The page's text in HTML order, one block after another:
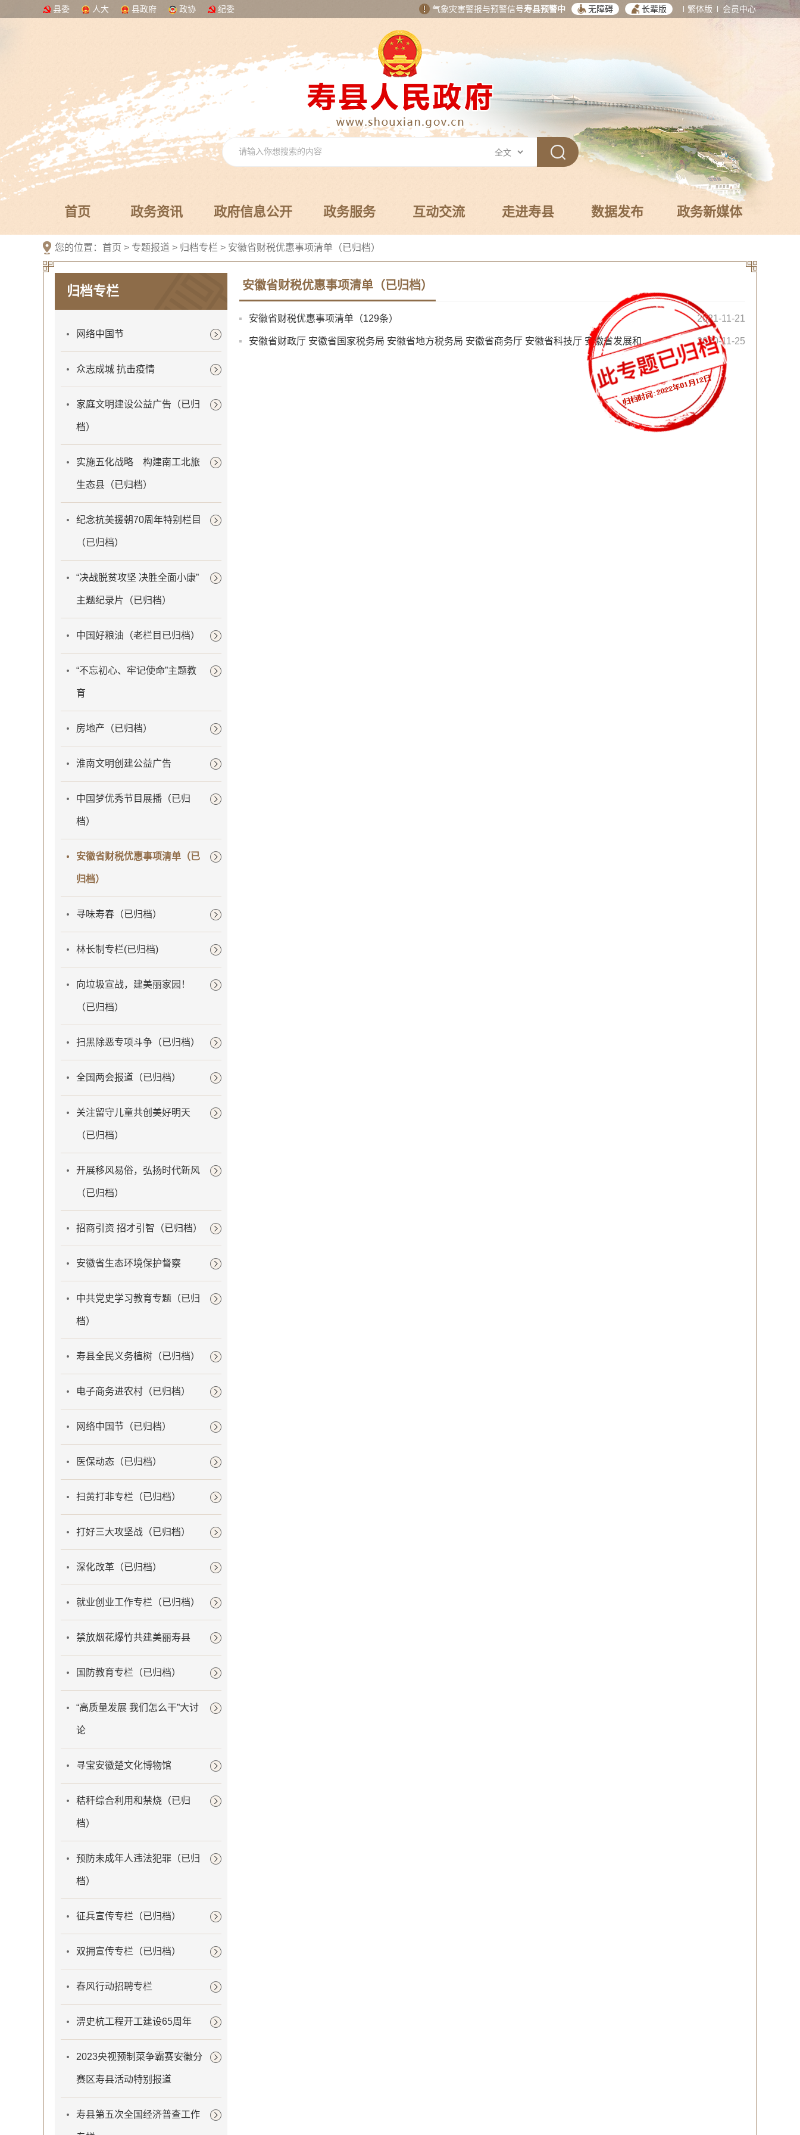
县委 人大 县政府 政协 纪委 气象灾害警报与预警信号寿县预警中 无障碍 长辈版 繁体版 会员中心
首页 政务资讯 政府信息公开 政务服务 互动交流 走进寿县 数据发布 政务新媒体
您的位置： 首页 > 专题报道 > 归档专栏 > 安徽省财税优惠事项清单（已归档）
归档专栏
网络中国节
众志成城 抗击疫情
家庭文明建设公益广告（已归
档）
实施五化战略 构建南工北旅
生态县（已归档）
纪念抗美援朝70周年特别栏目
（已归档）
“决战脱贫攻坚 决胜全面小康”
主题纪录片（已归档）
中国好粮油（老栏目已归档）
“不忘初心、牢记使命”主题教
育
房地产（已归档）
淮南文明创建公益广告
中国梦优秀节目展播（已归
档）
安徽省财税优惠事项清单（已
归档）
寻味寿春（已归档）
林长制专栏(已归档)
向垃圾宣战，建美丽家园！
（已归档）
扫黑除恶专项斗争（已归档）
全国两会报道（已归档）
关注留守儿童共创美好明天
（已归档）
开展移风易俗，弘扬时代新风
（已归档）
招商引资 招才引智（已归档）
安徽省生态环境保护督察
中共党史学习教育专题（已归
档）
寿县全民义务植树（已归档）
电子商务进农村（已归档）
网络中国节（已归档）
医保动态（已归档）
扫黄打非专栏（已归档）
打好三大攻坚战（已归档）
深化改革（已归档）
就业创业工作专栏（已归档）
禁放烟花爆竹共建美丽寿县
国防教育专栏（已归档）
“高质量发展 我们怎么干”大讨
论
寻宝安徽楚文化博物馆
秸秆综合利用和禁烧（已归
档）
预防未成年人违法犯罪（已归
档）
征兵宣传专栏（已归档）
双拥宣传专栏（已归档）
春风行动招聘专栏
淠史杭工程开工建设65周年
2023央视预制菜争霸赛安徽分
赛区寿县活动特别报道
寿县第五次全国经济普查工作
安徽省财税优惠事项清单（已归档）
安徽省财税优惠事项清单（129条） 2021-11-21
安徽省财政厅 安徽省国家税务局 安徽省地方税务局 安徽省商务厅 安徽省科技厅 安徽省发展和改革委员会转... 2020-11-25